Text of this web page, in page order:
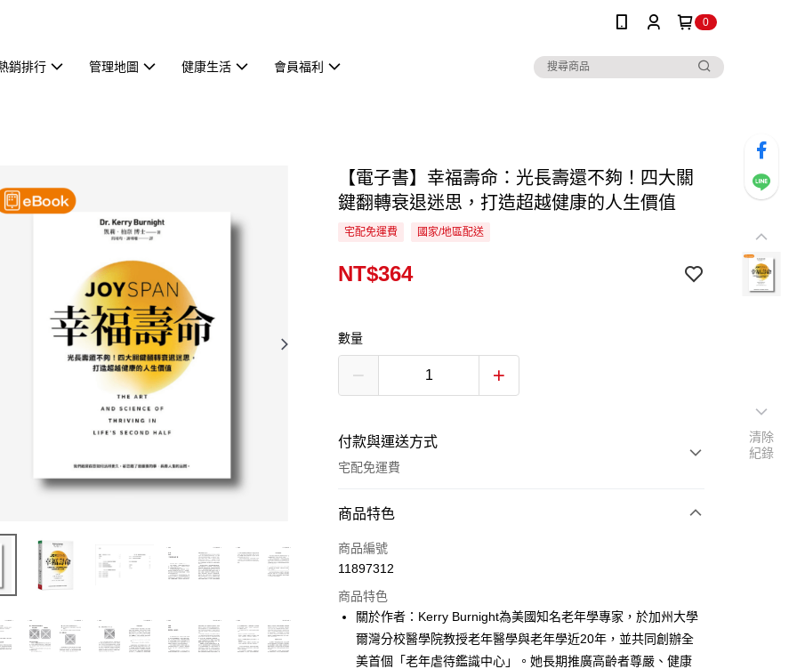
0
銷排行 管理地圖 健康生活 會員福利
【電子書】幸福壽命：光長壽還不夠！四大關
鍵翻轉衰退迷思，打造超越健康的人生價值
宅配免運費 國家/地區配送
NT$364
數量
付款與運送方式
宅配免運費
付款方式
信用卡一次付款
Apple Pay
街口支付
商品特色
商品編號
11897312
商品特色
關於作者：Kerry Burnight為美國知名老年學專家，於加州大學
爾灣分校醫學院教授老年醫學與老年學近20年，並共同創辦全
美首個「老年虐待鑑識中心」。她長期推廣高齡者尊嚴、健康
清除
紀錄